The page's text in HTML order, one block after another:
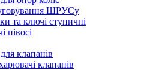
ШРУСу
та ключі ступичні
півосі
клапанів
клапанів